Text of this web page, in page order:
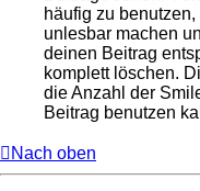
häufig zu
unlesbar machen
deinen Beitrag
komplett löschen.
die Anzahl der
Beitrag benutzen
Nach oben